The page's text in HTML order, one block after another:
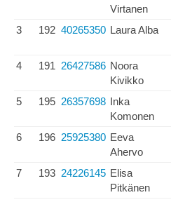
Virtanen
3 192 40265350 Laura Alba
4 191 26427586 Noora
Kivikko
5 195 26357698 Inka
Komonen
6 196 25925380 Eeva
Ahervo
7 193 24226145 Elisa
Pitkänen